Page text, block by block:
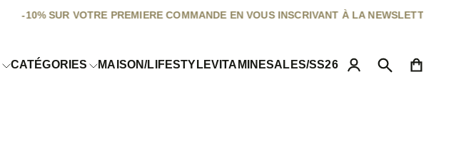
-10% SUR VOTRE PREMIERE COMMANDE EN VOUS INSCRIVANT À LA NEWSLETTER
CATÉGORIES MAISON/LIFESTYLEVITAMINESALES/SS26